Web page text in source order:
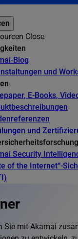
Close
Blog
und
E-Books,
und
Security
of the Internet“-
Sie mit Akamai